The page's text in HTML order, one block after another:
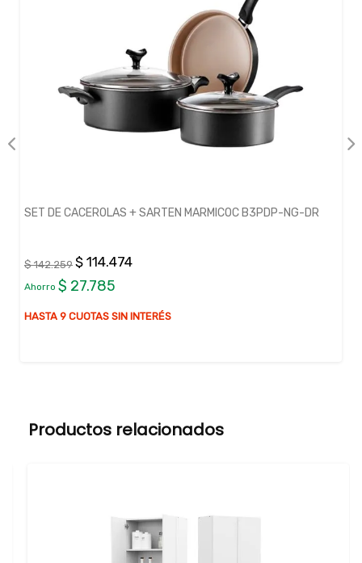
SET DE CACEROLAS + SARTEN MARMICOC B3PDP-NG-DR
$ 142.259 $ 114.474
Ahorro $ 27.785
HASTA 9 CUOTAS SIN INTERÉS
Productos relacionados